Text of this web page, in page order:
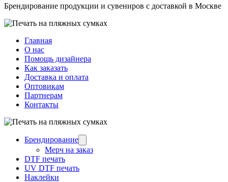
Брендирование продукции и сувениров с доставкой в Москве
Главная
О нас
Помощь дизайнера
Как заказать
Доставка и оплата
Оптовикам
Партнерам
Контакты
Брендирование
Мерч на заказ
DTF печать
UV DTF печать
Наклейки